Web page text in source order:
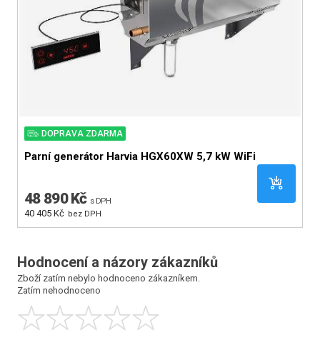
DOPRAVA ZDARMA
Parní generátor Harvia HGX60XW 5,7 kW WiFi
48 890 Kč s DPH
40 405 Kč bez DPH
Hodnocení a názory zákazníků
Zboží zatím nebylo hodnoceno zákazníkem.
Zatím nehodnoceno